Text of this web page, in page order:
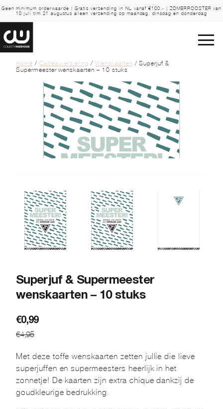
Geen minimum orderwaarde | Gratis verzending in NL vanaf €100,- | ZOMERROOSTER van
10 juli t/m 21 augustus alleen verzending op maandag, dinsdag en donderdag
Home / Cadeauversiering / Wenskaarten / Superjuf &
Supermeester wenskaarten – 10 stuks
Superjuf & Supermeester
wenskaarten – 10 stuks
€4,95
Oorspronkelijke
prijs
€4,95.
€0,99
Huidige
prijs
€0,99.
Met deze toffe wenskaarten zetten jullie die lieve
superjuffen en supermeesters heerlijk in het
zonnetje! De kaarten zijn extra chique dankzij de
goudkleurige bedrukking.